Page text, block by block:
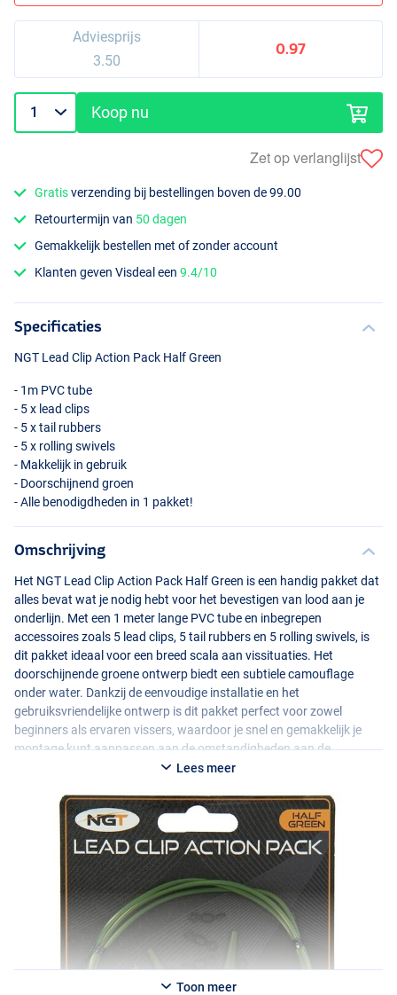
Adviesprijs
3.50
0.97
Koop nu
Zet op verlanglijst
Gratisverzending bij bestellingen boven de 99.00
Retourtermijn van 50 dagen
Gemakkelijk bestellen met of zonder account
Klanten geven Visdeal een9.4/10
Specificaties
NGT Lead Clip Action Pack Half Green
- 1m PVCtube
- 5 x lead clips
- 5 x tail rubbers
- 5 x rolling swivels
- Makkelijk in gebruik
- Doorschijnend groen
- Alle benodigdheden in 1 pakket!
Omschrijving
Het NGT Lead Clip Action Pack Half Green is een handig pakket dat
alles bevat wat je nodig hebt voor het bevestigen van lood aan je
onderlijn. Met een 1 meter lange PVCtube en inbegrepen
accessoires zoals 5 lead clips, 5 tail rubbers en 5 rolling swivels, is
dit pakket ideaal voor een breed scala aan vissituaties. Het
doorschijnende groene ontwerp biedt een subtiele camouflage
onder water. Dankzij de eenvoudige installatie en het
gebruiksvriendelijke ontwerp is dit pakket perfect voor zowel
beginners als ervaren vissers, waardoor je snel en gemakkelijk je
montage kunt aanpassen aan de omstandigheden aan de
Lees meer
Toon meer